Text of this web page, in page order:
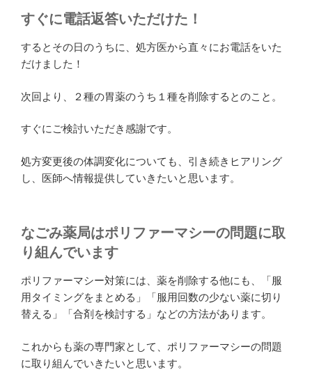
すぐに電話返答いただけた！
するとその日のうちに、処方医から直々にお電話をいた
だけました！
次回より、２種の胃薬のうち１種を削除するとのこと。
すぐにご検討いただき感謝です。
処方変更後の体調変化についても、引き続きヒアリング
し、医師へ情報提供していきたいと思います。
なごみ薬局はポリファーマシーの問題に取
り組んでいます
ポリファーマシー対策には、薬を削除する他にも、「服
用タイミングをまとめる」「服用回数の少ない薬に切り
替える」「合剤を検討する」などの方法があります。
これからも薬の専門家として、ポリファーマシーの問題
に取り組んでいきたいと思います。